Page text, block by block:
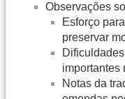
Observações
Esforço
preservar
importantes
Notas da